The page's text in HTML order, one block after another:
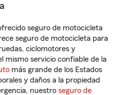
seguro de motocicleta
seguro de motocicleta para
ciclomotores y
mismo servicio confiable de la
más grande de los Estados
y daños a la propiedad
nuestro seguro de